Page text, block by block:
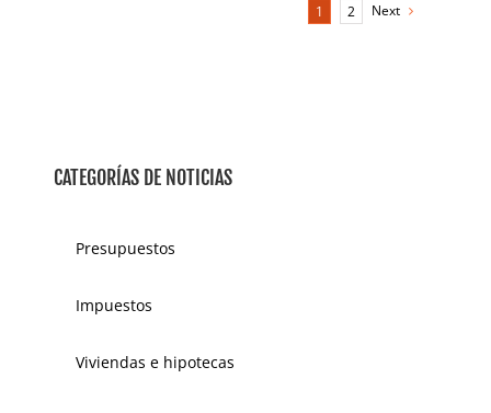
1 2 Next
CATEGORÍAS DE NOTICIAS
Presupuestos
Impuestos
Viviendas e hipotecas